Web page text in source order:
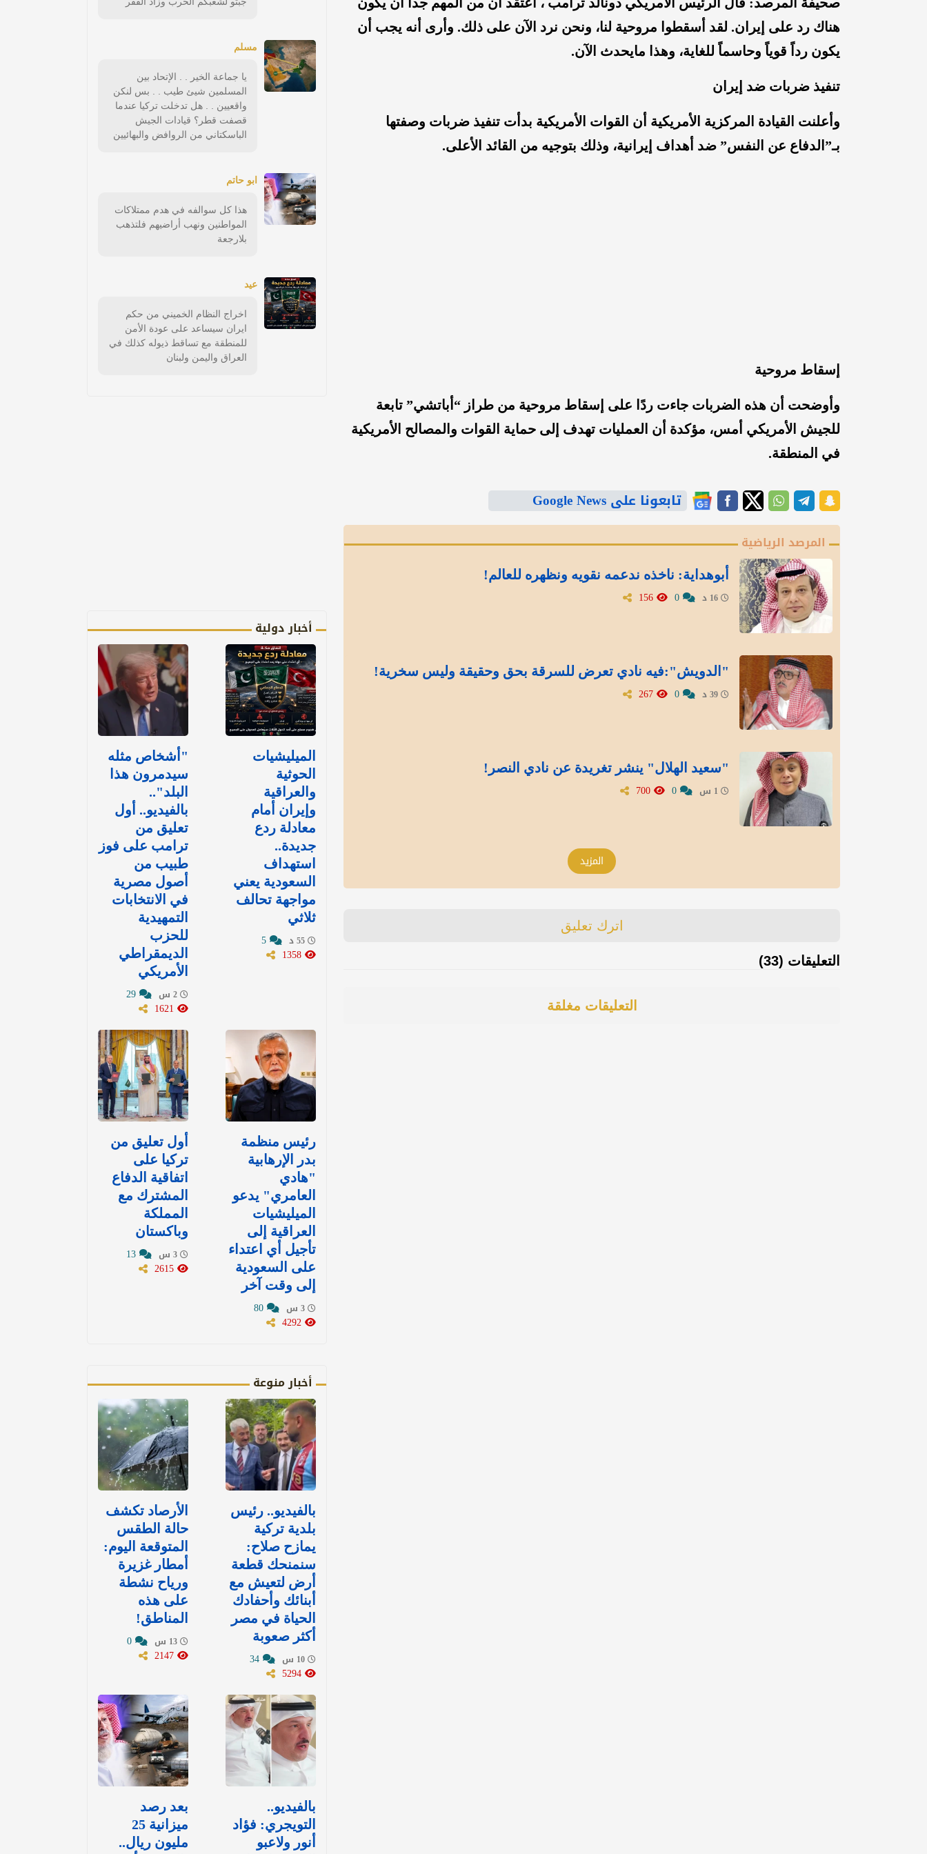
هناك رد على إيران. لقد أسقطوا مروحية لنا، ونحن نرد الآن على ذلك. وأرى أنه يجب أن
يكون رداً قوياً وحاسماً للغاية، وهذا مايحدث الآن.
تنفيذ ضربات ضد إيران
وأعلنت القيادة المركزية الأمريكية أن القوات الأمريكية بدأت تنفيذ ضربات وصفتها
بـ”الدفاع عن النفس” ضد أهداف إيرانية، وذلك بتوجيه من القائد الأعلى.
إسقاط مروحية
وأوضحت أن هذه الضربات جاءت ردًا على إسقاط مروحية من طراز “أباتشي” تابعة
للجيش الأمريكي أمس، مؤكدة أن العمليات تهدف إلى حماية القوات والمصالح الأمريكية
في المنطقة.
تابعونا على Google News
المرصد الرياضية
أبوهداية: ناخذه ندعمه نقويه ونظهره للعالم!
"الدويش":فيه نادي تعرض للسرقة بحق وحقيقة وليس سخرية!
"سعيد الهلال" ينشر تغريدة عن نادي النصر!
المزيد
اترك تعليق
التعليقات (33)
التعليقات مغلقة
مسلم
يا جماعة الخير . . الإتحاد بين
المسلمين شيئ طيب . . بس لنكن
واقعيين . . هل تدخلت تركيا عندما
قصفت قطر؟ قيادات الجيش
الباسكتاني من الروافض والبهائيين
ابو حاتم
هذا كل سوالفه في هدم ممتلاكات
المواطنين ونهب أراضيهم فلتذهب
بلارجعة
عيد
اخراج النظام الخميني من حكم
ايران سيساعد على عودة الأمن
للمنطقة مع تساقط ذيوله كذلك في
العراق واليمن ولبنان
أخبار دولية
الميليشيات
الحوثية
والعراقية
وإيران أمام
معادلة ردع
جديدة..
استهداف
السعودية يعني
مواجهة تحالف
ثلاثي
"أشخاص مثله
سيدمرون هذا
البلد"..
بالفيديو.. أول
تعليق من
ترامب على فوز
طبيب من
أصول مصرية
في الانتخابات
التمهيدية
للحزب
الديمقراطي
الأمريكي
رئيس منظمة
بدر الإرهابية
"هادي
العامري" يدعو
الميليشيات
العراقية إلى
تأجيل أي اعتداء
على السعودية
إلى وقت آخر
أول تعليق من
تركيا على
اتفاقية الدفاع
المشترك مع
المملكة
وباكستان
أخبار منوعة
بالفيديو.. رئيس
بلدية تركية
يمازح صلاح:
سنمنحك قطعة
أرض لتعيش مع
أبنائك وأحفادك
الحياة في مصر
أكثر صعوبة
الأرصاد تكشف
حالة الطقس
المتوقعة اليوم:
أمطار غزيرة
ورياح نشطة
على هذه
المناطق!
بالفيديو..
التويجري: فؤاد
أنور ولاعبو
بعد رصد
ميزانية 25
مليون ريال..